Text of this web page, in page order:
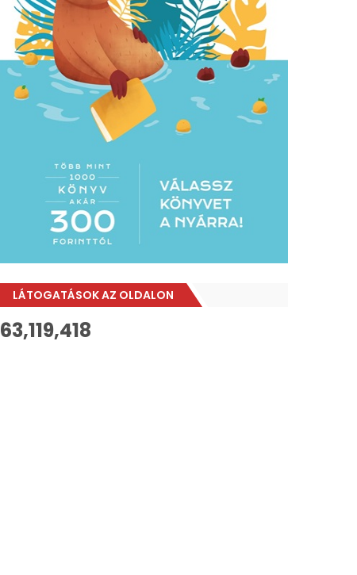
LÁTOGATÁSOK AZ OLDALON
63,119,418